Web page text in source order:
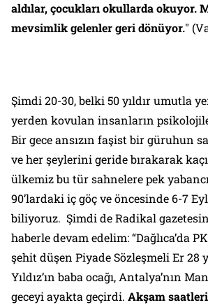
aldılar, çocukları okullarda okuyor.
mevsimlik gelenler geri dönüyor." (
Şimdi 20-30, belki 50 yıldır umutla
yerden kovulan insanların
Bir gece ansızın faşist bir güruhun
ve her şeylerini geride bırakarak
ülkemiz bu tür sahnelere pek
90’lardaki iç göç ve öncesinde 6-7
biliyoruz. Şimdi deRadikal
haberle devam edelim: “Dağlıca’da
şehit düşen Piyade Sözleşmeli Er 28
Yıldız’ın baba ocağı, Antalya’nın
geceyi ayakta geçirdi. Akşam